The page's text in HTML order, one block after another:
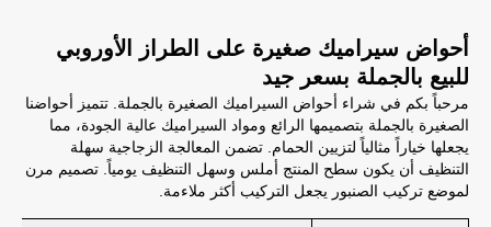
أحواض سيراميك صغيرة على الطراز الأوروبي
للبيع بالجملة بسعر جيد
مرحباً بكم في شراء أحواض السيراميك الصغيرة بالجملة. تتميز أحواضنا
الصغيرة بالجملة بتصميمها الرائع ومواد السيراميك عالية الجودة، مما
يجعلها خياراً مثالياً لتزيين الحمام. تضمن المعالجة الزجاجية سهلة
التنظيف أن يكون سطح المنتج أملس وسهل التنظيف يومياً. تصميم مرن
لموضع تركيب الصنبور يجعل التركيب أكثر ملاءمة.